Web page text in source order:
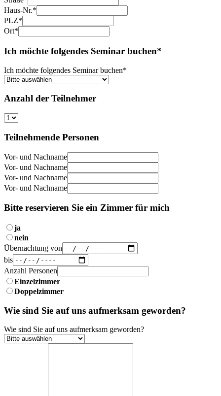
Haus-Nr.*
PLZ*
Ort*
Ich möchte folgendes Seminar buchen*
Ich möchte folgendes Seminar buchen*
Anzahl der Teilnehmer
Teilnehmende Personen
Vor- und Nachname
Vor- und Nachname
Vor- und Nachname
Vor- und Nachname
Bitte reservieren Sie ein Zimmer für mich
ja
nein
Übernachtung von
bis
Anzahl Personen
Einzelzimmer
Doppelzimmer
Wie sind Sie auf uns aufmerksam geworden?
Wie sind Sie auf uns aufmerksam geworden?